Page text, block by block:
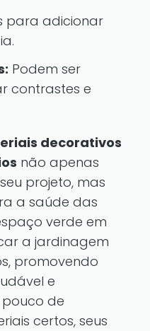
para adicionar
Podem ser
contrastes e
decorativos
não apenas
projeto, mas
a saúde das
verde em
a jardinagem
promovendo
e
de
certos, seus